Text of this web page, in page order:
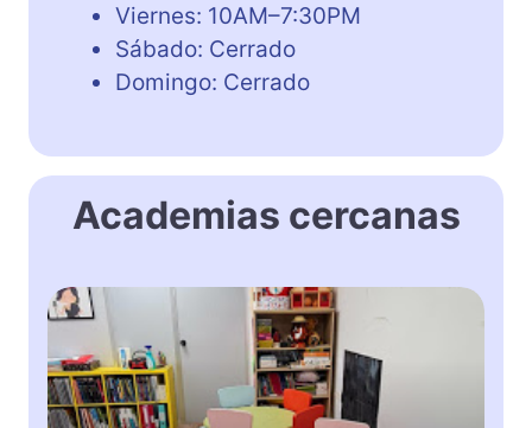
Viernes: 10AM–7:30PM
Sábado: Cerrado
Domingo: Cerrado
Academias cercanas
H
E
L
L
O